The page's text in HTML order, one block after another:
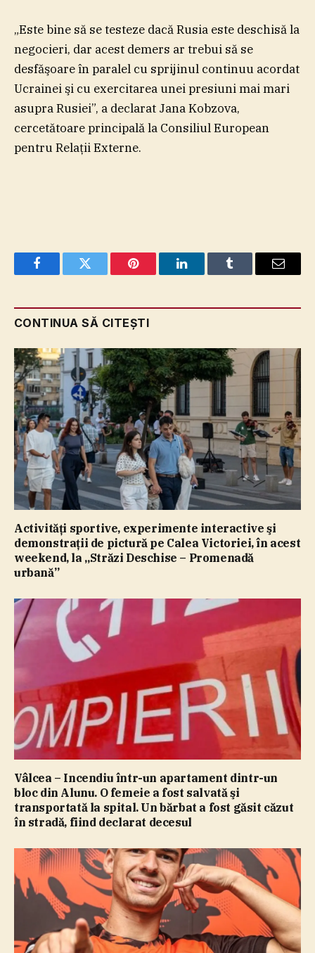
„Este bine să se testeze dacă Rusia este deschisă la
negocieri, dar acest demers ar trebui să se
desfăşoare în paralel cu sprijinul continuu acordat
Ucrainei şi cu exercitarea unei presiuni mai mari
asupra Rusiei”, a declarat Jana Kobzova,
cercetătoare principală la Consiliul European
pentru Relaţii Externe.
FacebookTwitter Pinterest LinkedInTumblr Email
CONTINUA SĂ CITEȘTI
Activităţi sportive, experimente interactive şi
demonstraţii de pictură pe Calea Victoriei, în acest
weekend, la „Străzi Deschise – Promenadă
urbană”
Vâlcea – Incendiu într-un apartament dintr-un
bloc din Alunu. O femeie a fost salvată şi
transportată la spital. Un bărbat a fost găsit căzut
în stradă, fiind declarat decesul